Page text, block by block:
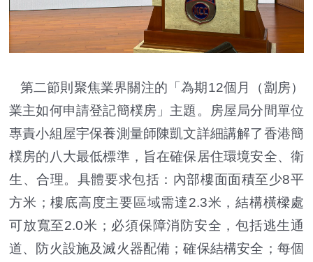
第二節則聚焦業界關注的「為期12個月（劏房）
業主如何申請登記簡樸房」主題。房屋局分間單位
專責小組屋宇保養測量師陳凱文詳細講解了香港簡
樸房的八大最低標準，旨在確保居住環境安全、衛
生、合理。具體要求包括：內部樓面面積至少8平
方米；樓底高度主要區域需達2.3米，結構橫樑處
可放寬至2.0米；必須保障消防安全，包括逃生通
道、防火設施及滅火器配備；確保結構安全；每個